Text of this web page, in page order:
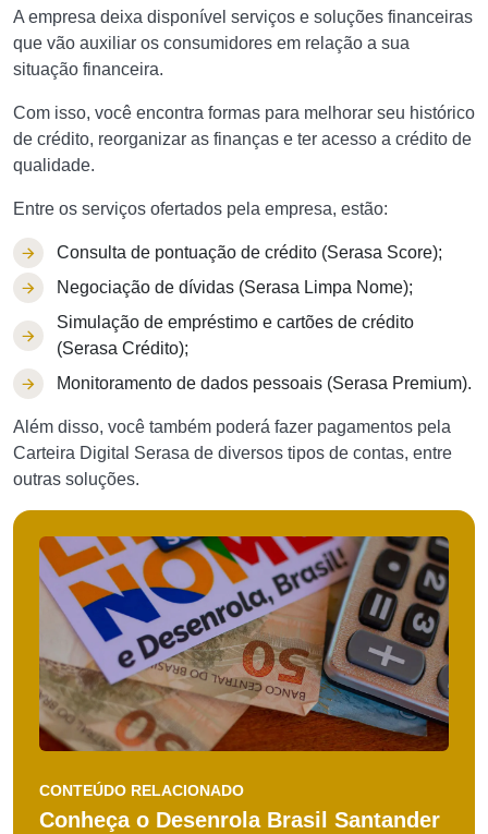
A empresa deixa disponível serviços e soluções financeiras
que vão auxiliar os consumidores em relação a sua
situação financeira.
Com isso, você encontra formas para melhorar seu histórico
de crédito, reorganizar as finanças e ter acesso a crédito de
qualidade.
Entre os serviços ofertados pela empresa, estão:
Consulta de pontuação de crédito (Serasa Score);
Negociação de dívidas (Serasa Limpa Nome);
Simulação de empréstimo e cartões de crédito
(Serasa Crédito);
Monitoramento de dados pessoais (Serasa Premium).
Além disso, você também poderá fazer pagamentos pela
Carteira Digital Serasa de diversos tipos de contas, entre
outras soluções.
CONTEÚDO RELACIONADO
Conheça o Desenrola Brasil Santander